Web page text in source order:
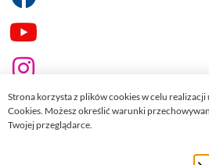
.
Strona korzysta z plików cookies w celu realizacji
Cookies. Możesz określić warunki
Twojej przeglądarce.